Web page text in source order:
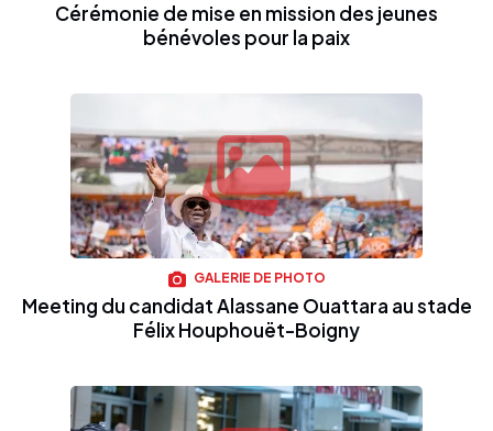
Cérémonie de mise en mission des jeunes
bénévoles pour la paix
GALERIE DE PHOTO
Meeting du candidat Alassane Ouattara au stade
Félix Houphouët-Boigny